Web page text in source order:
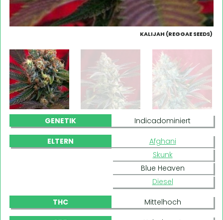
KALIJAH (REGGAE SEEDS)
GENETIK Indicadominiert
ELTERN
Afghani
Skunk
Blue Heaven
Diesel
THC Mittelhoch